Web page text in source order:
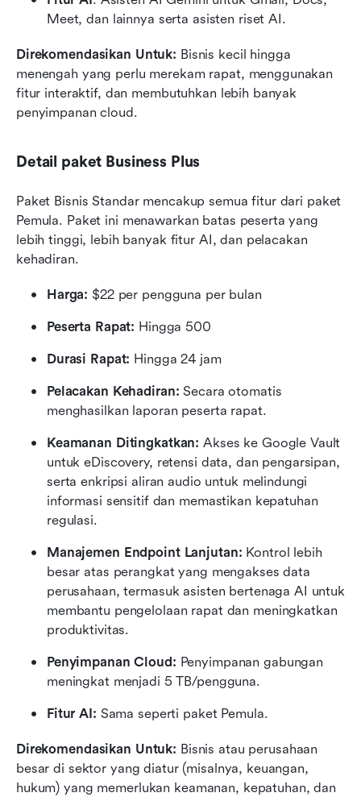
Meet, dan lainnya serta asisten riset AI.
Direkomendasikan Untuk: Bisnis kecil hingga
menengah yang perlu merekam rapat, menggunakan
fitur interaktif, dan membutuhkan lebih banyak
penyimpanan cloud.
Detail paket Business Plus
Paket Bisnis Standar mencakup semua fitur dari paket
Pemula. Paket ini menawarkan batas peserta yang
lebih tinggi, lebih banyak fitur AI, dan pelacakan
kehadiran.
Harga: $22 per pengguna per bulan
Peserta Rapat: Hingga 500
Durasi Rapat: Hingga 24 jam
Pelacakan Kehadiran: Secara otomatis
menghasilkan laporan peserta rapat.
Keamanan Ditingkatkan: Akses ke Google Vault
untuk eDiscovery, retensi data, dan pengarsipan,
serta enkripsi aliran audio untuk melindungi
informasi sensitif dan memastikan kepatuhan
regulasi.
Manajemen Endpoint Lanjutan: Kontrol lebih
besar atas perangkat yang mengakses data
perusahaan, termasuk asisten bertenaga AI untuk
membantu pengelolaan rapat dan meningkatkan
produktivitas.
Penyimpanan Cloud: Penyimpanan gabungan
meningkat menjadi 5 TB/pengguna.
Fitur AI: Sama seperti paket Pemula.
Direkomendasikan Untuk: Bisnis atau perusahaan
besar di sektor yang diatur (misalnya, keuangan,
hukum) yang memerlukan keamanan, kepatuhan, dan